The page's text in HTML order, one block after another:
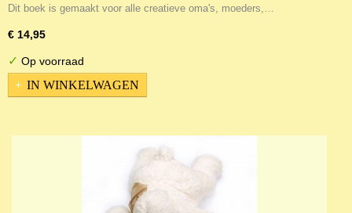
Dit boek is gemaakt voor alle creatieve oma's, moeders,…
€ 14,95
✓ Op voorraad
IN WINKELWAGEN